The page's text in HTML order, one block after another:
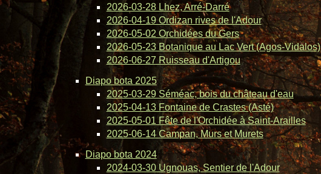
2026-03-28 Lhez, Arré-Darré
2026-04-19 Ordizan rives de l'Adour
2026-05-02 Orchidées du Gers
2026-05-23 Botanique au Lac Vert (Agos-Vidalos)
2026-06-27 Ruisseau d'Artigou
Diapo bota 2025
2025-03-29 Séméac, bois du château d'eau
2025-04-13 Fontaine de Crastes (Asté)
2025-05-01 Fête de l'Orchidée à Saint-Arailles
2025-06-14 Campan, Murs et Murets
Diapo bota 2024
2024-03-30 Ugnouas, Sentier de l'Adour